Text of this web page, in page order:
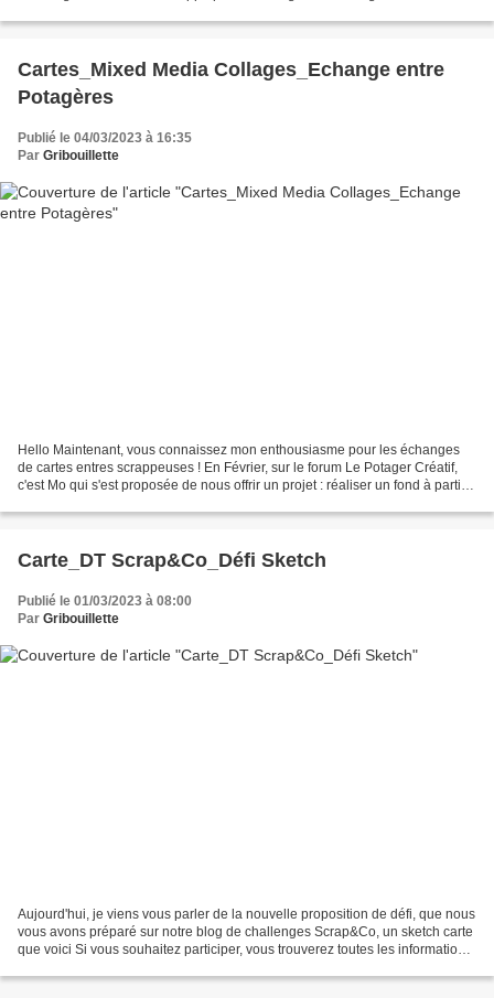
Cartes_Mixed Media Collages_Echange entre
Potagères
Publié le 04/03/2023 à 16:35
Par Gribouillette
Hello Maintenant, vous connaissez mon enthousiasme pour les échanges
de cartes entres scrappeuses ! En Février, sur le forum Le Potager Créatif,
c'est Mo qui s'est proposée de nous offrir un projet : réaliser un fond à partir
Carte_DT Scrap&Co_Défi Sketch
Publié le 01/03/2023 à 08:00
Par Gribouillette
Aujourd'hui, je viens vous parler de la nouvelle proposition de défi, que nous
vous avons préparé sur notre blog de challenges Scrap&Co, un sketch carte
que voici Si vous souhaitez participer, vous trouverez toutes les informations